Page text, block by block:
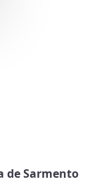
de Sarmento